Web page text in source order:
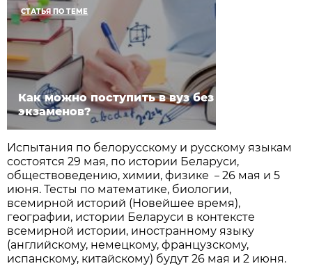
СТАТЬЯ ПО ТЕМЕ
Как можно поступить в вуз без
экзаменов?
Испытания по белорусскому и русскому языкам
состоятся 29 мая, по истории Беларуси,
обществоведению, химии, физике– 26 мая и 5
июня. Тесты по математике, биологии,
всемирной историй (Новейшее время),
географии, истории Беларуси в контексте
всемирной истории, иностранному языку
(английскому, немецкому, французскому,
испанскому, китайскому) будут 26 мая и 2 июня.